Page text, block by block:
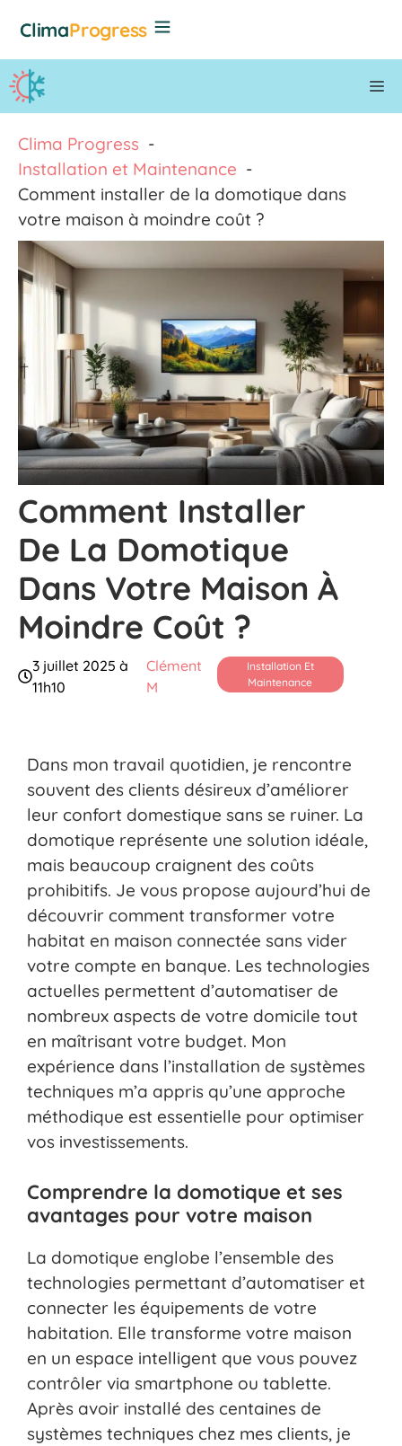
contenu
ClimaProgress
Clima Progress
Installation et Maintenance
Comment installer de la domotique dans
votre maison à moindre coût ?
Comment Installer
De La Domotique
Dans Votre Maison À
Moindre Coût ?
3 juillet 2025 à
11h10
Clément
M
Installation Et
Maintenance
Dans mon travail quotidien, je rencontre
souvent des clients désireux d’améliorer
leur confort domestique sans se ruiner. La
domotique représente une solution idéale,
mais beaucoup craignent des coûts
prohibitifs. Je vous propose aujourd’hui de
découvrir comment transformer votre
habitat en maison connectée sans vider
votre compte en banque. Les technologies
actuelles permettent d’automatiser de
nombreux aspects de votre domicile tout
en maîtrisant votre budget. Mon
expérience dans l’installation de systèmes
techniques m’a appris qu’une approche
méthodique est essentielle pour optimiser
vos investissements.
Comprendre la domotique et ses
avantages pour votre maison
La domotique englobe l’ensemble des
technologies permettant d’automatiser et
connecter les équipements de votre
habitation. Elle transforme votre maison
en un espace intelligent que vous pouvez
contrôler via smartphone ou tablette.
Après avoir installé des centaines de
systèmes techniques chez mes clients, je